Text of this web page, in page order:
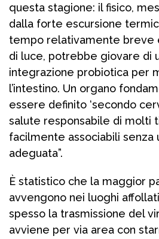
questa stagione: il fisico,
dalla forte escursione
tempo relativamente breve
di luce, potrebbe giovare di
integrazione probiotica per
l’intestino. Un organo
essere definito ‘secondo
salute responsabile di molti
facilmente associabili senza
adeguata”.
È statistico che la maggior
avvengono nei luoghi
spesso la trasmissione del
avviene per via area con